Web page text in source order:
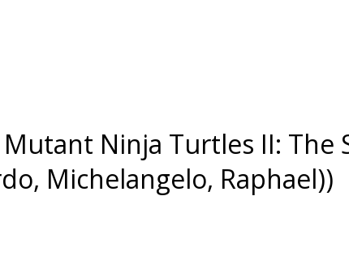
Ninja Turtles II:
Michelangelo, Raphael))